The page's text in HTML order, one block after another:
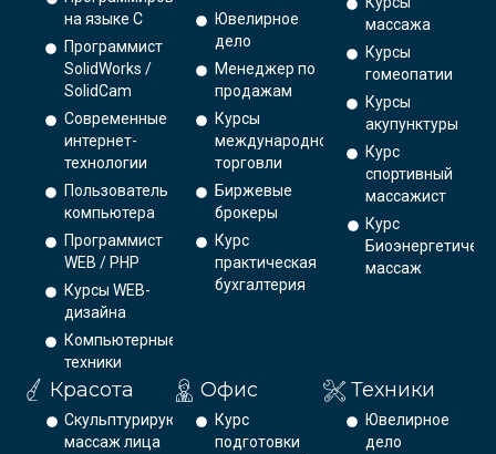
на языке С
Программист
SolidWorks /
SolidCam
Современные
интернет-
технологии
Пользователь
компьютера
Программист
WEB / PHP
Курсы WEB-
дизайна
Компьютерные
техники
Ювелирное
дело
Менеджер по
продажам
Курсы
международной
торговли
Биржевые
брокеры
Курс
практическая
бухгалтерия
массажа
Курсы
гомеопатии
Курсы
акупунктуры
Курс
спортивный
массажист
Курс
массаж
Красота
Скульптурирующий
массаж лица
Офис
Курс
подготовки
Техники
Ювелирное
дело